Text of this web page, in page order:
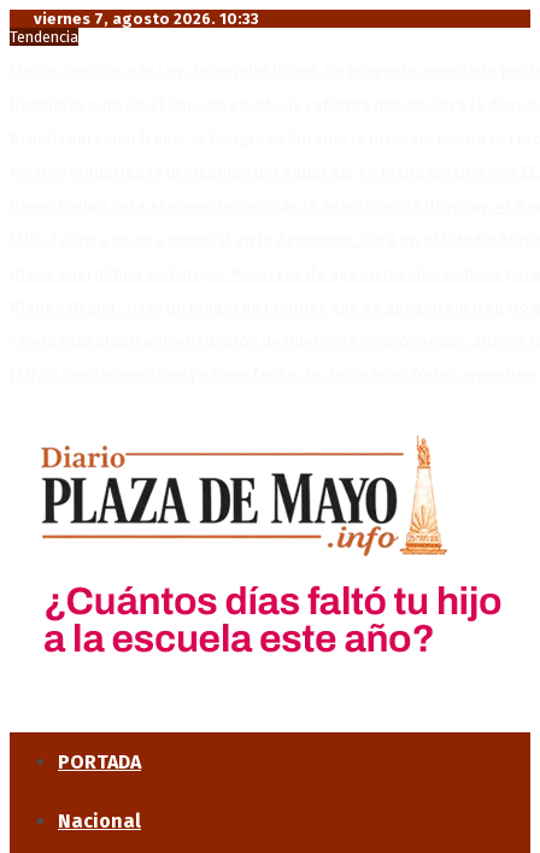
viernes 7, agosto 2026. 10:33
Tendencia
PORTADA
Nacional